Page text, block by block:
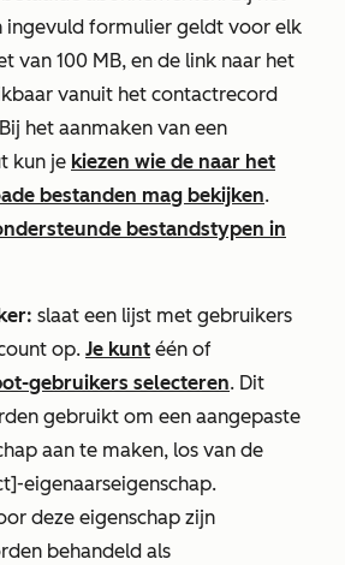
ingevuld formulier geldt voor elk
van 100 MB, en de link naar het
vanuit het contactrecord
het aanmaken van een
kun je kiezen wie de naar het
bestanden mag bekijken.
bestandstypen in
slaat een lijst met gebruikers
op. Je kunt één of
gebruikers selecteren. Dit
gebruikt om een aangepaste
aan te maken, los van de
eigenaarseigenschap.
deze eigenschap zijn
behandeld als